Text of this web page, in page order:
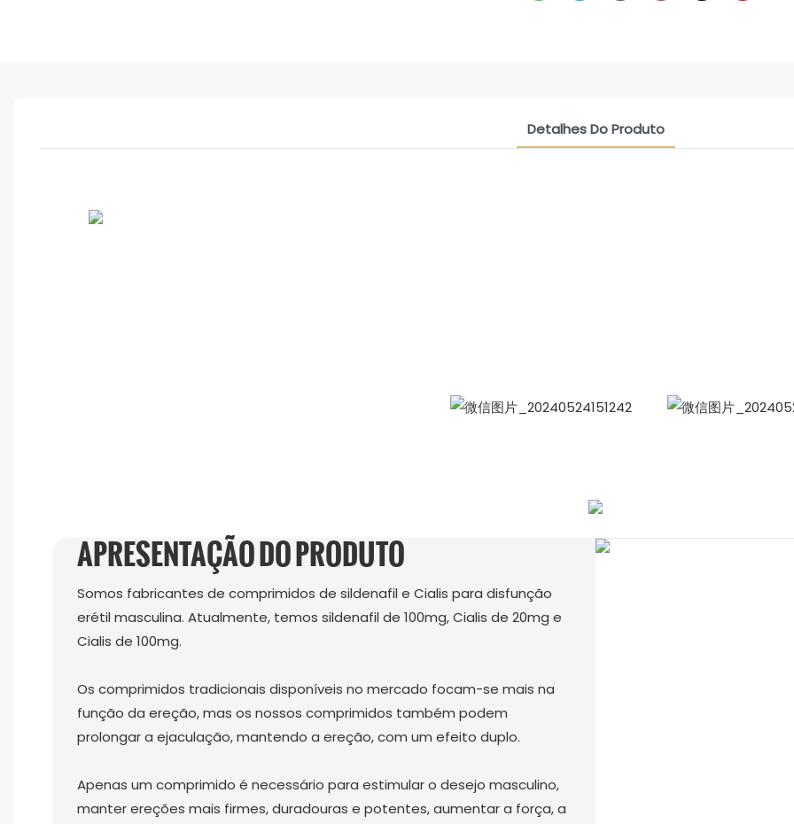
Detalhes Do Produto
APRESENTAÇÃO DO PRODUTO
Somos fabricantes de comprimidos de sildenafil e Cialis para disfunção
erétil masculina. Atualmente, temos sildenafil de 100mg, Cialis de 20mg e
Cialis de 100mg.
Os comprimidos tradicionais disponíveis no mercado focam-se mais na
função da ereção, mas os nossos comprimidos também podem
prolongar a ejaculação, mantendo a ereção, com um efeito duplo.
Apenas um comprimido é necessário para estimular o desejo masculino,
manter ereções mais firmes, duradouras e potentes, aumentar a força, a